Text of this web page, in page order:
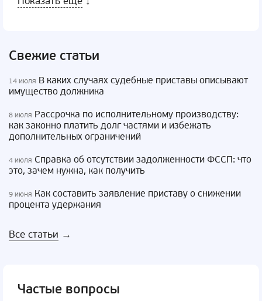
Свежие статьи
14 июля В каких случаях судебные приставы описывают
имущество должника
8 июля Рассрочка по исполнительному производству:
как законно платить долг частями и избежать
дополнительных ограничений
4 июля Справка об отсутствии задолженности ФССП: что
это, зачем нужна, как получить
9 июня Как составить заявление приставу о снижении
процента удержания
Все статьи →
Частые вопросы